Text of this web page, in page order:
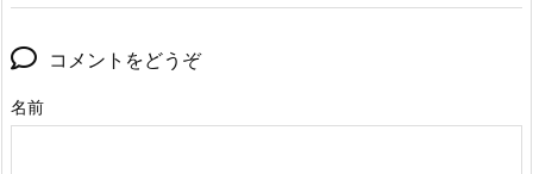
コメントをどうぞ
名前